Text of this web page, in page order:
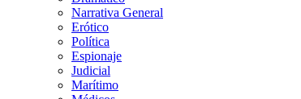
Narrativa General
Erótico
Política
Espionaje
Judicial
Marítimo